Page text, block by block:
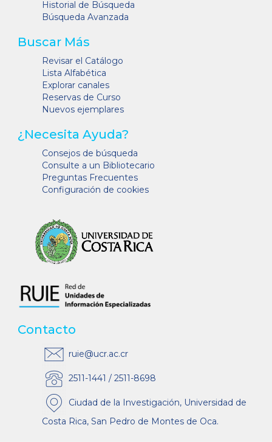
Historial de Búsqueda
Búsqueda Avanzada
Buscar Más
Revisar el Catálogo
Lista Alfabética
Explorar canales
Reservas de Curso
Nuevos ejemplares
¿Necesita Ayuda?
Consejos de búsqueda
Consulte a un Bibliotecario
Preguntas Frecuentes
Configuración de cookies
Contacto
ruie@ucr.ac.cr
2511-1441 / 2511-8698
Ciudad de la Investigación, Universidad de
Costa Rica, San Pedro de Montes de Oca.